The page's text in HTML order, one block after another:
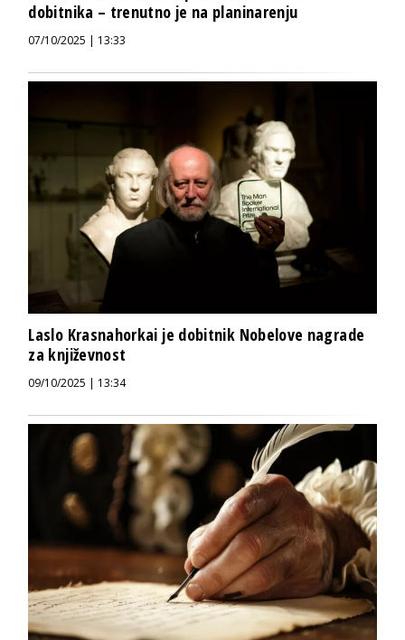
dobitnika – trenutno je na planinarenju
07/10/2025 | 13:33
Laslo Krasnahorkai je dobitnik Nobelove nagrade
za književnost
09/10/2025 | 13:34